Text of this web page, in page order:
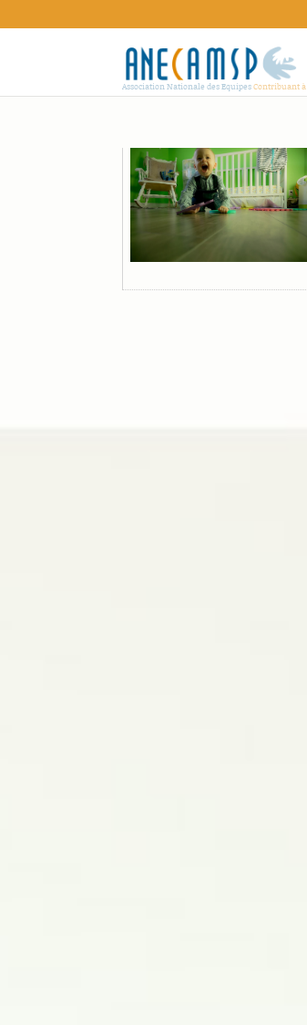
Association Nationale des EquipesContribuant à